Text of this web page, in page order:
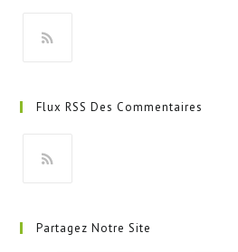
un
onglet
Flux RSS Des Commentaires
un
Partagez Notre Site